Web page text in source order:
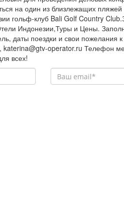
на один из близлежащих
гольф-клуб Bali Golf Country
Индонезии,Туры и Цены.
даты поездки и свои
katerina@gtv-operator.ru Телефон
всех!